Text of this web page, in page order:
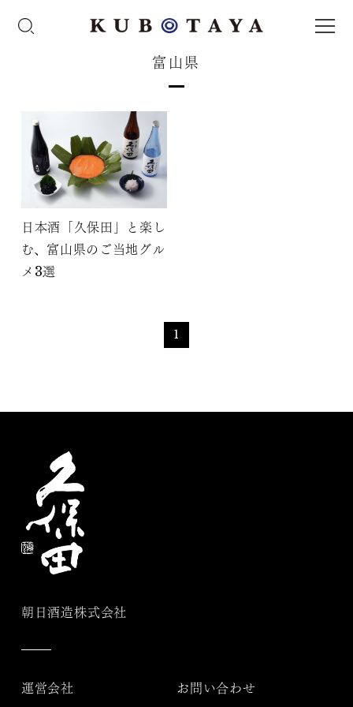
富山県
日本酒「久保田」と楽し
む、富山県のご当地グル
メ3選
1
朝日酒造株式会社
運営会社 お問い合わせ